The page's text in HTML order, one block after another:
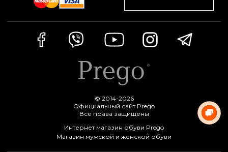
© 2014-2026
Официальный сайт Prego
Все права защищены
Интернет магазин обуви Prego
Магазин мужской и женской обуви